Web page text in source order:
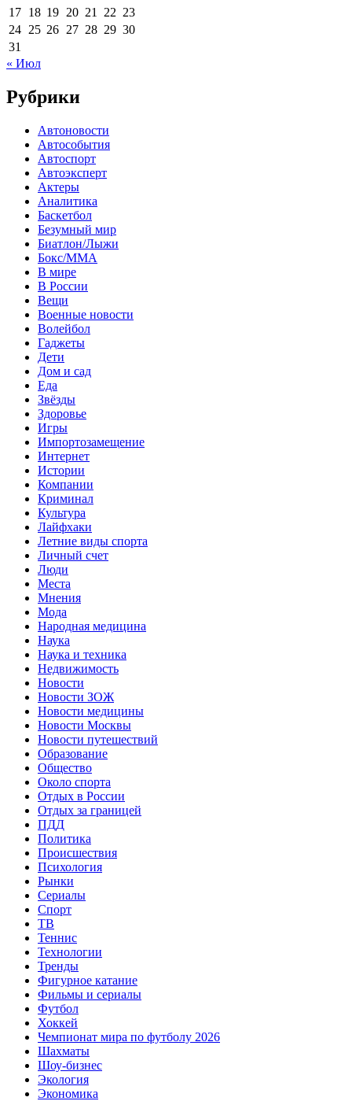
17 18 19 20 21 22 23
24 25 26 27 28 29 30
31
« Июл
Рубрики
Автоновости
Автособытия
Автоспорт
Автоэксперт
Актеры
Аналитика
Баскетбол
Безумный мир
Биатлон/Лыжи
Бокс/MMA
В мире
В России
Вещи
Военные новости
Волейбол
Гаджеты
Дети
Дом и сад
Еда
Звёзды
Здоровье
Игры
Импортозамещение
Интернет
Истории
Компании
Криминал
Культура
Лайфхаки
Летние виды спорта
Личный счет
Люди
Места
Мнения
Мода
Народная медицина
Наука
Наука и техника
Недвижимость
Новости
Новости ЗОЖ
Новости медицины
Новости Москвы
Новости путешествий
Образование
Общество
Около спорта
Отдых в России
Отдых за границей
ПДД
Политика
Происшествия
Психология
Рынки
Сериалы
Спорт
ТВ
Теннис
Технологии
Тренды
Фигурное катание
Фильмы и сериалы
Футбол
Хоккей
Чемпионат мира по футболу 2026
Шахматы
Шоу-бизнес
Экология
Экономика